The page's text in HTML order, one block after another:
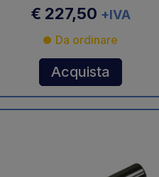
€ 227,50 +IVA
Da ordinare
Acquista